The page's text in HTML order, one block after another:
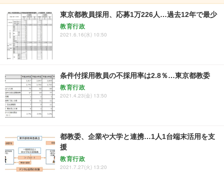
東京都教員採用、応募1万226人…過去12年で最少
教育行政
2021.6.16(水) 10:50
条件付採用教員の不採用率は2.8％…東京都教委
教育行政
2021.4.23(金) 13:50
都教委、企業や大学と連携…1人1台端末活用を支
援
教育行政
2021.7.27(火) 13:20